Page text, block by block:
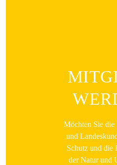
Möchten Sie
und
Schutz und die
der Natur und